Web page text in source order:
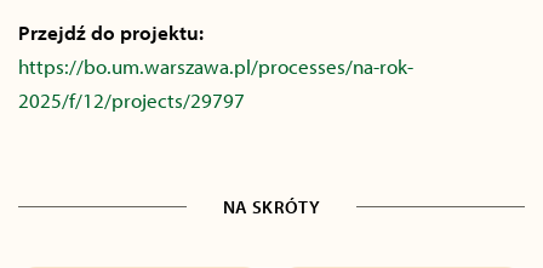
Przejdź do projektu:
https://bo.um.warszawa.pl/processes/na-rok-
2025/f/12/projects/29797
NA SKRÓTY